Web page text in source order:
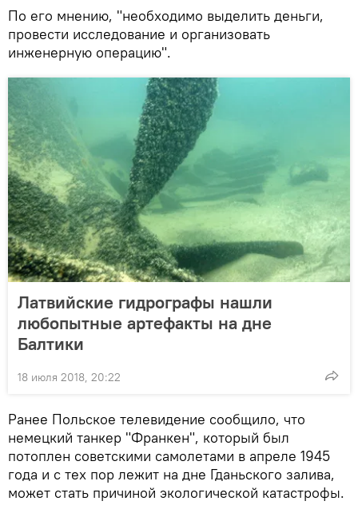
По его мнению, "необходимо выделить деньги,
провести исследование и организовать
инженерную операцию".
Латвийские гидрографы нашли
любопытные артефакты на дне
Балтики
18 июля 2018, 20:22
Ранее Польское телевидение сообщило, что
немецкий танкер "Франкен", который был
потоплен советскими самолетами в апреле 1945
года и с тех пор лежит на дне Гданьского залива,
может стать причиной экологической катастрофы.